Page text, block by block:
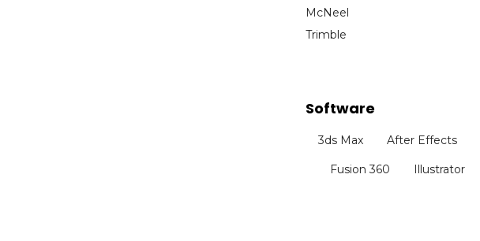
McNeel
Trimble
Software
3ds Max After Effects
Fusion 360 Illustrator